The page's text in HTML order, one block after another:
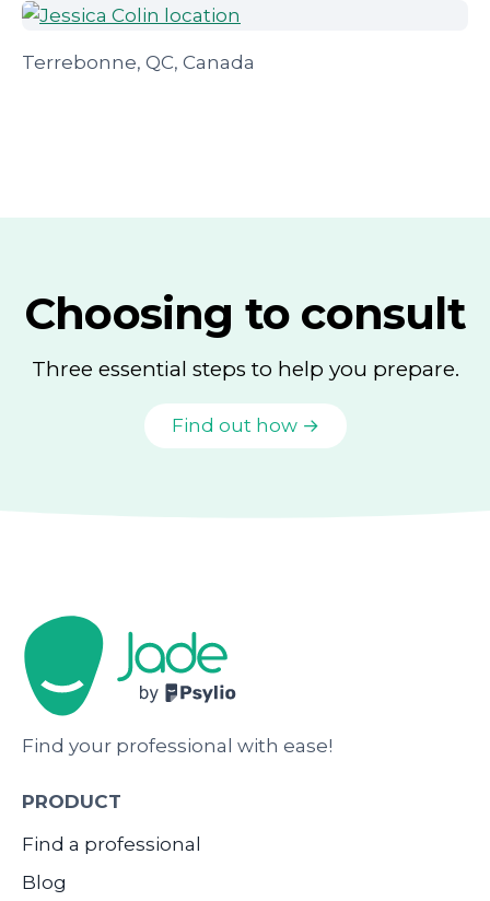
Terrebonne, QC, Canada
Choosing to consult
Three essential steps to help you prepare.
Find out how →
Find your professional with ease!
PRODUCT
Find a professional
Blog